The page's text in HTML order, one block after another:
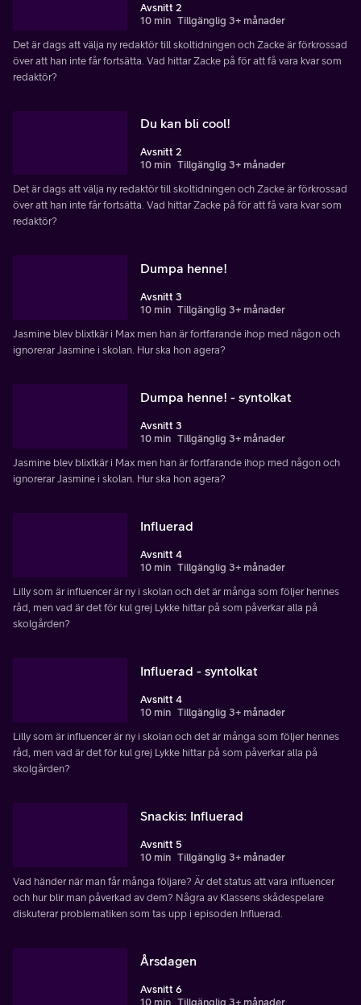
Avsnitt 2
10 min Tillgänglig 3+ månader
Det är dags att välja ny redaktör till skoltidningen och Zacke är förkrossad
över att han inte får fortsätta. Vad hittar Zacke på för att få vara kvar som
redaktör?
Du kan bli cool!
Avsnitt 2
10 min Tillgänglig 3+ månader
Det är dags att välja ny redaktör till skoltidningen och Zacke är förkrossad
över att han inte får fortsätta. Vad hittar Zacke på för att få vara kvar som
redaktör?
Dumpa henne!
Avsnitt 3
10 min Tillgänglig 3+ månader
Jasmine blev blixtkär i Max men han är fortfarande ihop med någon och
ignorerar Jasmine i skolan. Hur ska hon agera?
Dumpa henne! - syntolkat
Avsnitt 3
10 min Tillgänglig 3+ månader
Jasmine blev blixtkär i Max men han är fortfarande ihop med någon och
ignorerar Jasmine i skolan. Hur ska hon agera?
Influerad
Avsnitt 4
10 min Tillgänglig 3+ månader
Lilly som är influencer är ny i skolan och det är många som följer hennes
råd, men vad är det för kul grej Lykke hittar på som påverkar alla på
skolgården?
Influerad - syntolkat
Avsnitt 4
10 min Tillgänglig 3+ månader
Lilly som är influencer är ny i skolan och det är många som följer hennes
råd, men vad är det för kul grej Lykke hittar på som påverkar alla på
skolgården?
Snackis: Influerad
Avsnitt 5
10 min Tillgänglig 3+ månader
Vad händer när man får många följare? Är det status att vara influencer
och hur blir man påverkad av dem? Några av Klassens skådespelare
diskuterar problematiken som tas upp i episoden Influerad.
Årsdagen
Avsnitt 6
10 min Tillgänglig 3+ månader